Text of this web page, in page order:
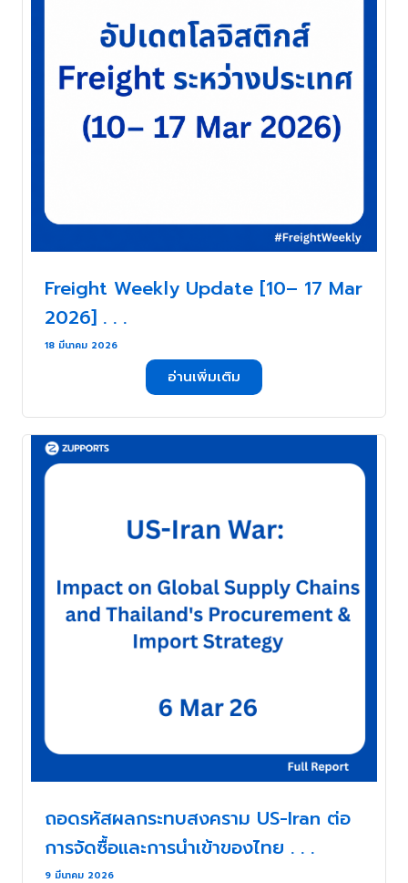
Freight Weekly Update [10– 17 Mar
2026] . . .
18 มีนาคม 2026
อ่านเพิ่มเติม
ถอดรหัสผลกระทบสงคราม US-Iran ต่อ
การจัดซื้อและการนำเข้าของไทย . . .
9 มีนาคม 2026